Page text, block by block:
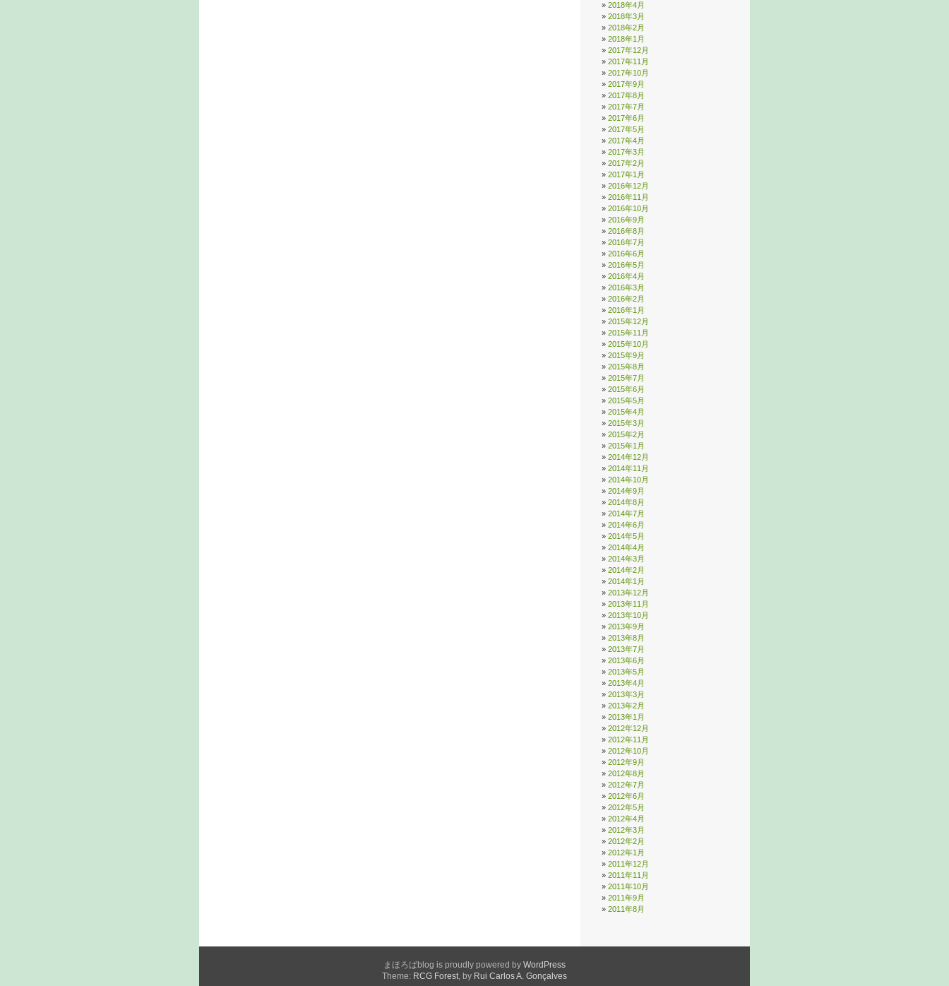
2018年4月
2018年3月
2018年2月
2018年1月
2017年12月
2017年11月
2017年10月
2017年9月
2017年8月
2017年7月
2017年6月
2017年5月
2017年4月
2017年3月
2017年2月
2017年1月
2016年12月
2016年11月
2016年10月
2016年9月
2016年8月
2016年7月
2016年6月
2016年5月
2016年4月
2016年3月
2016年2月
2016年1月
2015年12月
2015年11月
2015年10月
2015年9月
2015年8月
2015年7月
2015年6月
2015年5月
2015年4月
2015年3月
2015年2月
2015年1月
2014年12月
2014年11月
2014年10月
2014年9月
2014年8月
2014年7月
2014年6月
2014年5月
2014年4月
2014年3月
2014年2月
2014年1月
2013年12月
2013年11月
2013年10月
2013年9月
2013年8月
2013年7月
2013年6月
2013年5月
2013年4月
2013年3月
2013年2月
2013年1月
2012年12月
2012年11月
2012年10月
2012年9月
2012年8月
2012年7月
2012年6月
2012年5月
2012年4月
2012年3月
2012年2月
2012年1月
2011年12月
2011年11月
2011年10月
2011年9月
2011年8月
まほろばblog is proudly powered by WordPress
Theme: RCG Forest, by Rui Carlos A. Gonçalves